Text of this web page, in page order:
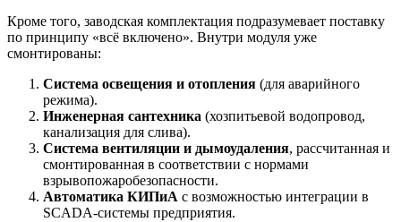
Кроме того, заводская комплектация подразумевает поставку
по принципу «всё включено». Внутри модуля уже
смонтированы:
Система освещения и отопления (для аварийного
режима).
Инженерная сантехника (хозпитьевой водопровод,
канализация для слива).
Система вентиляции и дымоудаления, рассчитанная и
смонтированная в соответствии с нормами
взрывопожаробезопасности.
Автоматика КИПиА с возможностью интеграции в
SCADA-системы предприятия.